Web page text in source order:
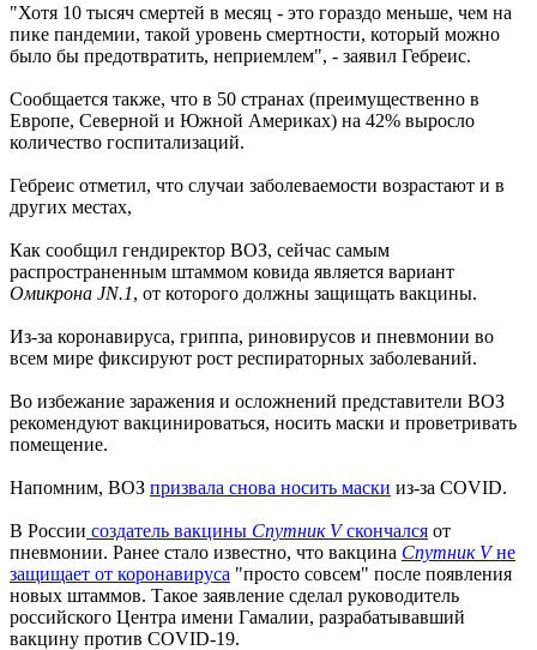
"Хотя 10 тысяч смертей в месяц - это гораздо меньше, чем на
пике пандемии, такой уровень смертности, который можно
было бы предотвратить, неприемлем", - заявил Гебреис.
Сообщается также, что в 50 странах (преимущественно в
Европе, Северной и Южной Америках) на 42% выросло
количество госпитализаций.
Гебреис отметил, что случаи заболеваемости возрастают и в
других местах,
Как сообщил гендиректор ВОЗ, сейчас самым
распространенным штаммом ковида является вариант
Омикрона JN.1, от которого должны защищать вакцины.
Из-за коронавируса, гриппа, риновирусов и пневмонии во
всем мире фиксируют рост респираторных заболеваний.
Во избежание заражения и осложнений представители ВОЗ
рекомендуют вакцинироваться, носить маски и проветривать
помещение.
Напомним, ВОЗ призвала снова носить маски из-за COVID.
В России создатель вакцины Спутник Vскончался от
пневмонии. Ранее стало известно, что вакцина Спутник Vне
защищает от коронавируса "просто совсем" после появления
новых штаммов. Такое заявление сделал руководитель
российского Центра имени Гамалии, разрабатывавший
вакцину против COVID-19.